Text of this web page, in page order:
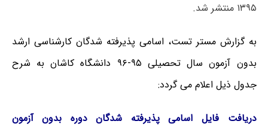
۱۳۹۵ منتشر شد.
به گزارش مستر تست، اسامی پذیرفته شدگان کارشناسی ارشد
بدون آزمون سال تحصیلی ۹۵-۹۶ دانشگاه کاشان به شرح
جدول ذیل اعلام می گردد:
دریافت فایل اسامی پذیرفته شدگان دوره بدون آزمون